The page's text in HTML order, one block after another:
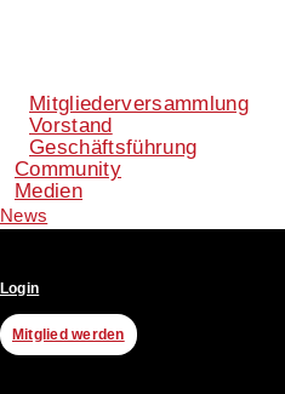
Mitgliederversammlung
Vorstand
Geschäftsführung
Community
Medien
News
Login
Mitglied werden